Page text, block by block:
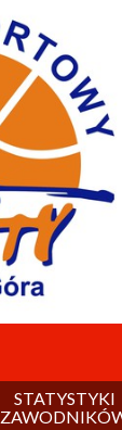
STATYSTYKI